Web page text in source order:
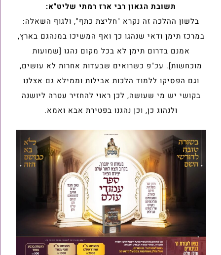
תשובת הגאון רבי ארז רמתי שליט"א:
בלשון ההלכה זה נקרא "חליצת כתף", ולגוף השאלה:
במרכז תימן ודאי שנהגו כך ואף המשיכו במנהגם בארץ,
אמנם בדרום תימן לא בכל מקום נהגו [שמועות
מוכחשות]. עכ"פ כשרואים שבעדות אחרות לא עושים,
וגם הפסיקו ללמוד הלכות אבילות וממילא גם אצלנו
בקושי יש מי שעושה, לכן ראוי להחזיר עטרה ליושנה
ולנהוג כן, וכן נהגנו בפטירת אבא ואמא.